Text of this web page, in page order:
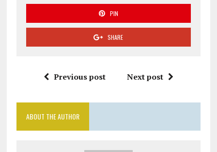
PIN
SHARE
Previous post Next post
ABOUT THE AUTHOR